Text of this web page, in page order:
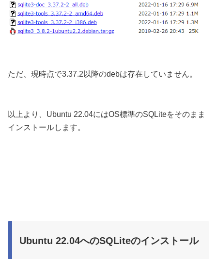
ただ、現時点で3.37.2以降のdebは存在していません。
以上より、Ubuntu 22.04にはOS標準のSQLiteをそのまま
インストールします。
Ubuntu 22.04へのSQLiteのインストール